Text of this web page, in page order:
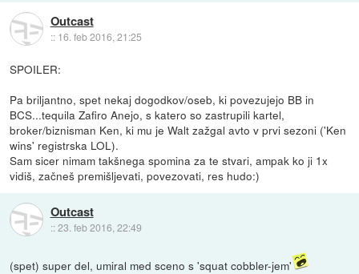
Outcast
:: 16. feb 2016, 21:25
SPOILER:
Pa briljantno, spet nekaj dogodkov/oseb, ki povezujejo BB in
BCS...tequila Zafiro Anejo, s katero so zastrupili kartel,
broker/biznisman Ken, ki mu je Walt zažgal avto v prvi sezoni ('Ken
wins' registrska LOL).
Sam sicer nimam takšnega spomina za te stvari, ampak ko ji 1x
vidiš, začneš premišljevati, povezovati, res hudo:)
Outcast
::23. feb 2016, 22:49
(spet) super del, umiral med sceno s 'squat cobbler-jem'